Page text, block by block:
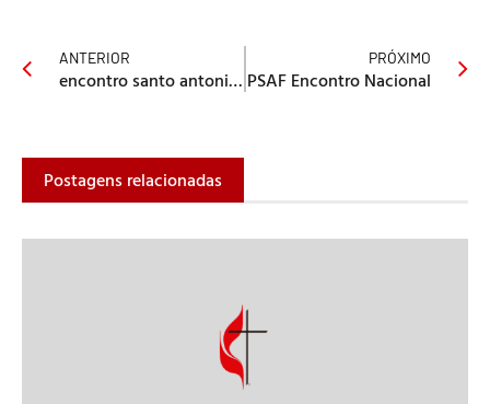
ANTERIOR
encontro santo antonio da platina
PRÓXIMO
PSAF Encontro Nacional
Postagens relacionadas